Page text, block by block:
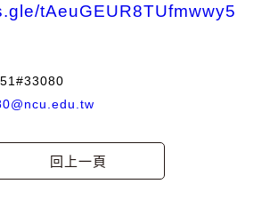
tAeuGEUR8TUfmwwy5